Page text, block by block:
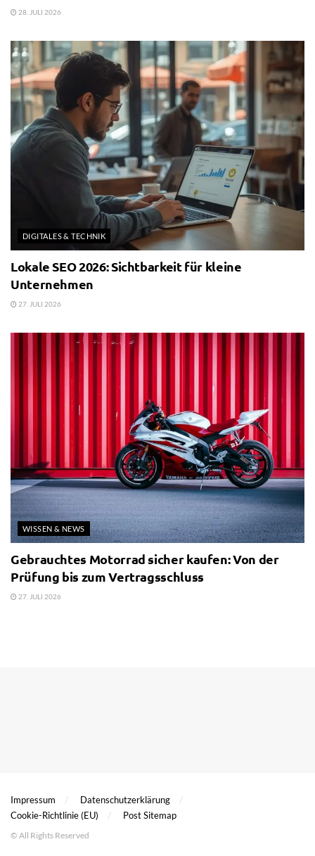
28. JULI 2026
DIGITALES & TECHNIK
Lokale SEO 2026: Sichtbarkeit für kleine
Unternehmen
27. JULI 2026
WISSEN & NEWS
Gebrauchtes Motorrad sicher kaufen: Von der
Prüfung bis zum Vertragsschluss
27. JULI 2026
Impressum
Datenschutzerklärung
Cookie-Richtlinie (EU)
Post Sitemap
© All Rights Reserved